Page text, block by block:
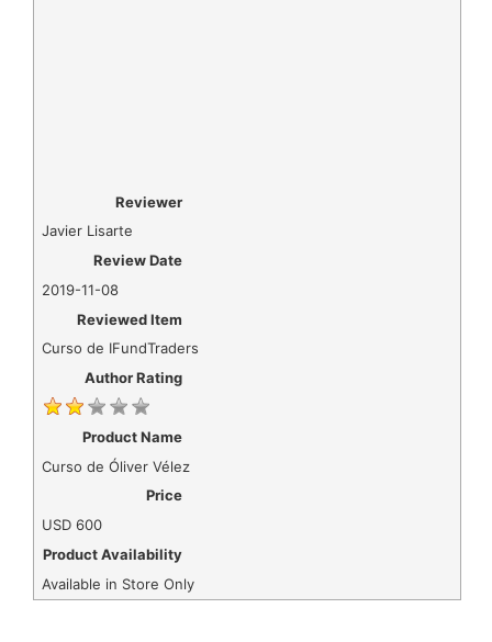
Reviewer
Javier Lisarte
Review Date
2019-11-08
Reviewed Item
Curso de IFundTraders
Author Rating
Product Name
Curso de Óliver Vélez
Price
USD600
Product Availability
Available in Store Only